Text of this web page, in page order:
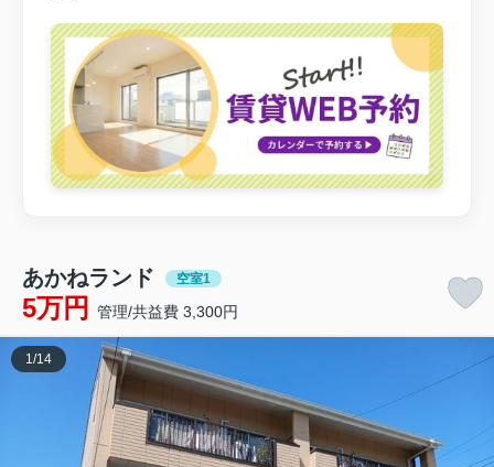
あかねランド 空室1
5万円 管理/共益費 3,300円
1/14